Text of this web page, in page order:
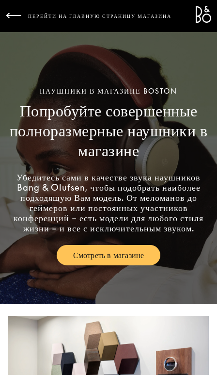
ПЕРЕЙТИ НА ГЛАВНУЮ СТРАНИЦУ МАГАЗИНА
НАУШНИКИ В МАГАЗИНЕ BOSTON
Попробуйте совершенные
полноразмерные наушники в
магазине
Убедитесь сами в качестве звука наушников
Bang & Olufsen, чтобы подобрать наиболее
подходящую Вам модель. От меломанов до
геймеров или постоянных участников
конференций – есть модели для любого стиля
жизни – и все с исключительным звуком.
Смотреть в магазинеLink Opens in New Tab